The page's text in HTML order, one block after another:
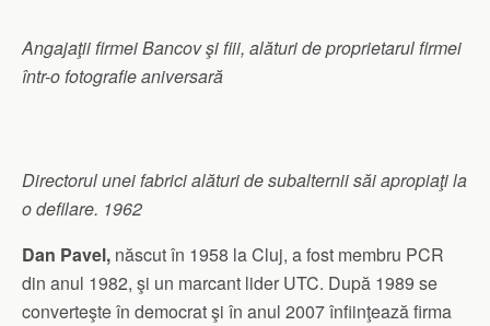
Angajaţii firmei Bancov şi fiii, alături de proprietarul firmei
într-o fotografie aniversară
Directorul unei fabrici alături de subalternii săi apropiaţi la
o defilare. 1962
Dan Pavel, născut în 1958 la Cluj, a fost membru PCR
din anul 1982, şi un marcant lider UTC. După 1989 se
converteşte în democrat şi în anul 2007 înfiinţează firma